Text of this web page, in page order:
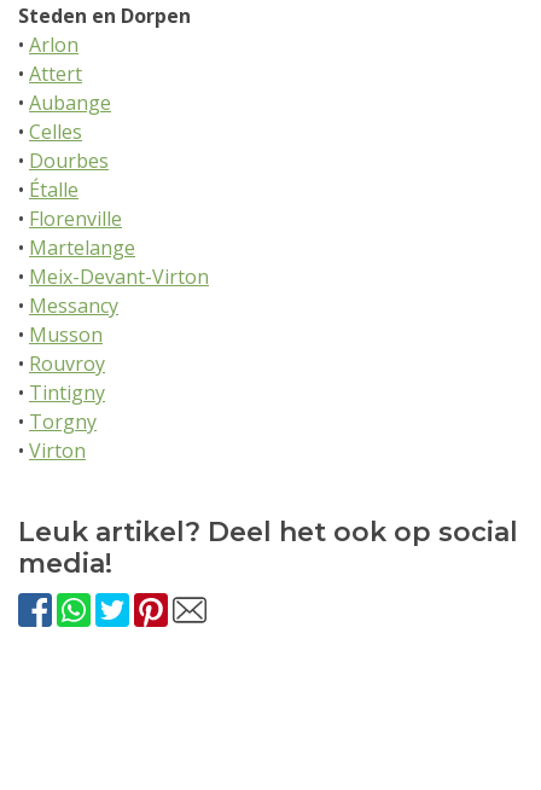
Steden en Dorpen
• Arlon
• Attert
• Aubange
• Celles
• Dourbes
• Étalle
• Florenville
• Martelange
• Meix-Devant-Virton
• Messancy
• Musson
• Rouvroy
• Tintigny
• Torgny
• Virton
Leuk artikel? Deel het ook op social
media!